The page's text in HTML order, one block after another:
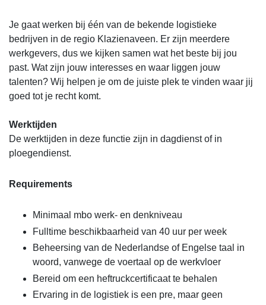
Je gaat werken bij één van de bekende logistieke
bedrijven in de regio Klazienaveen. Er zijn meerdere
werkgevers, dus we kijken samen wat het beste bij jou
past. Wat zijn jouw interesses en waar liggen jouw
talenten? Wij helpen je om de juiste plek te vinden waar jij
goed tot je recht komt.
Werktijden
De werktijden in deze functie zijn in dagdienst of in
ploegendienst.
Requirements
Minimaal mbo werk- en denkniveau
Fulltime beschikbaarheid van 40 uur per week
Beheersing van de Nederlandse of Engelse taal in
woord, vanwege de voertaal op de werkvloer
Bereid om een heftruckcertificaat te behalen
Ervaring in de logistiek is een pre, maar geen